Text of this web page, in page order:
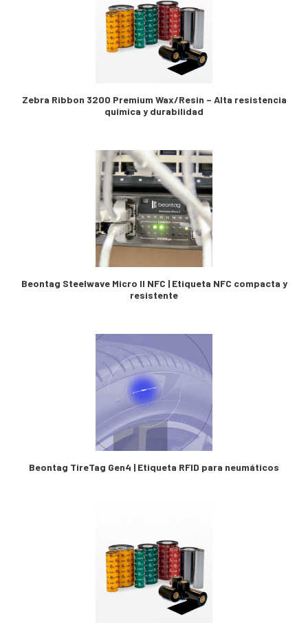
Zebra Ribbon 3200 Premium Wax/Resin – Alta resistencia
química y durabilidad
Beontag Steelwave Micro II NFC | Etiqueta NFC compacta y
resistente
Beontag TireTag Gen4 | Etiqueta RFID para neumáticos